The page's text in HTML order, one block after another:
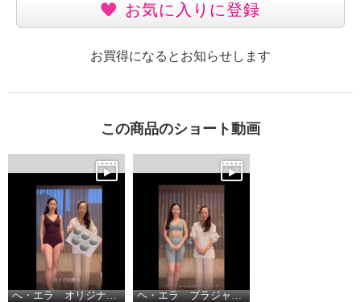
お気に入りに登録
お買得になるとお知らせします
この商品のショート動画
へ・エラ オリジナルカップの構造 ヘ・エラ ブラジャーと五分丈ショーツ